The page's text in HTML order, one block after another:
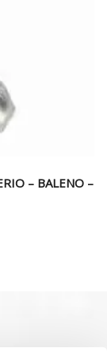
– BALENO –